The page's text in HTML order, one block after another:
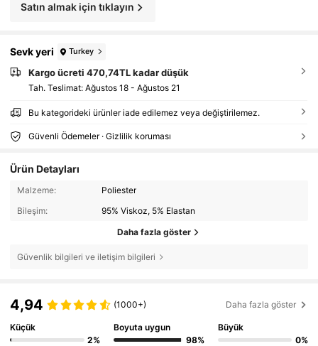
Satın almak için tıklayın
Sevk yeri Turkey
Kargo ücreti 470,74TL kadar düşük
Tah. Teslimat: Ağustos 18 - Ağustos 21
Bu kategorideki ürünler iade edilemez veya değiştirilemez.
Güvenli Ödemeler · Gizlilik koruması
Ürün Detayları
Malzeme:
Poliester
Bileşim:
95% Viskoz, 5% Elastan
Daha fazla göster
Güvenlik bilgileri ve iletişim bilgileri
4,94 (1000+) Daha fazla göster
Küçük
2%
Boyuta uygun
98%
Büyük
0%